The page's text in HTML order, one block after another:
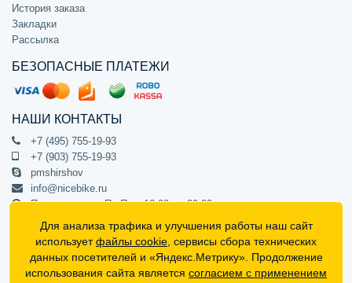
История заказа
Закладки
Рассылка
БЕЗОПАСНЫЕ ПЛАТЕЖИ
НАШИ КОНТАКТЫ
+7 (495) 755-19-93
+7 (903) 755-19-93
pmshirshov
info@nicebike.ru
Прием звонков Пн-Пт с 10:00 до 20:00
ПВЗ Пн-Пт с 10:00 до 20:00
г. Москва, ул. Барклая 13с1
подъезд 1, цокольный этаж, офис 1
Официальный интернет-магазин NiceBike © 2012 - 2026
Для анализа трафика и улучшения работы наш сайт
используетфайлы cookie , сервисы сбора технических
данных посетителей и «Яндекс.Метрику». Продолжение
использования сайта является согласием с применением